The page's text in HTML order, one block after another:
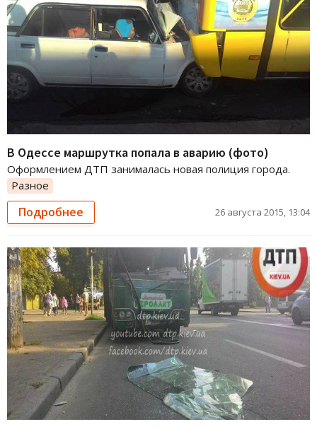
В Одессе маршрутка попала в аварию (фото)
Оформлением ДТП занималась новая полиция города.
Разное
Подробнее 26 августа 2015, 13:04